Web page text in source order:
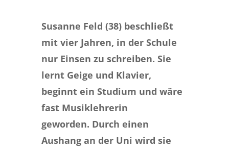
Susanne Feld (38) beschließt
mit vier Jahren, in der Schule
nur Einsen zu schreiben. Sie
lernt Geige und Klavier,
beginnt ein Studium und wäre
fast Musiklehrerin
geworden. Durch einen
Aushang an der Uni wird sie